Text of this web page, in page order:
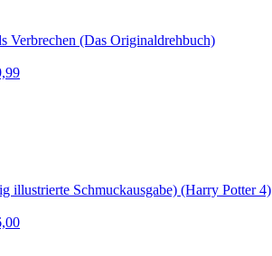
Verbrechen (Das Originaldrehbuch)
illustrierte Schmuckausgabe) (Harry Potter 4)